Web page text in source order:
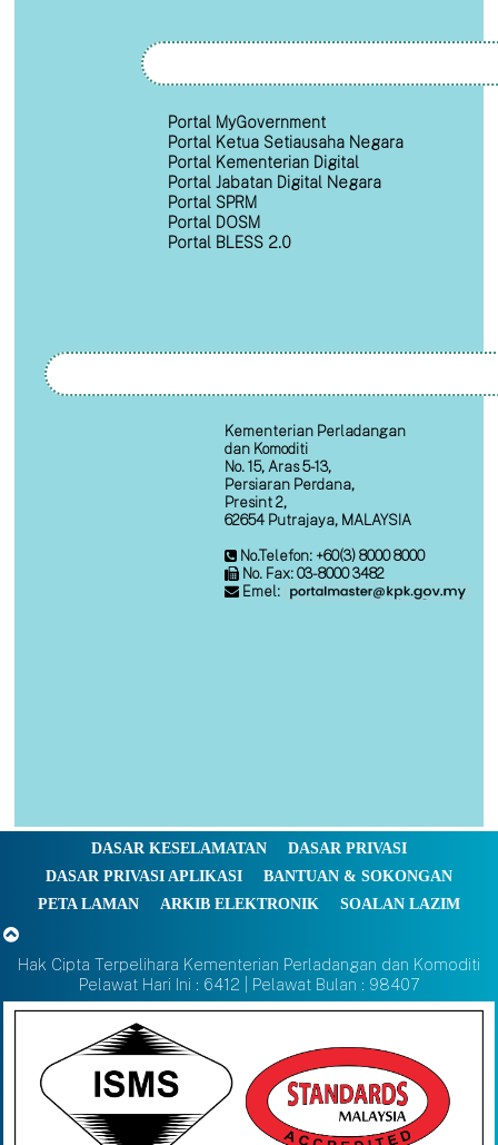
Portal MyGovernment
Portal Ketua Setiausaha Negara
Portal Kementerian Digital
Portal Jabatan Digital Negara
Portal SPRM
Portal DOSM
Portal BLESS 2.0
Kementerian Perladangan
dan Komoditi
No. 15, Aras 5-13,
Persiaran Perdana,
Presint 2,
62654 Putrajaya, MALAYSIA
No.Telefon: +60(3) 8000 8000
No. Fax: 03-8000 3482
Emel:
DASAR KESELAMATAN
DASAR PRIVASI
DASAR PRIVASI APLIKASI
BANTUAN & SOKONGAN
PETA LAMAN
ARKIB ELEKTRONIK SOALAN LAZIM
Hak Cipta Terpelihara Kementerian Perladangan dan Komoditi
Pelawat Hari Ini : 6412 | Pelawat Bulan : 98407